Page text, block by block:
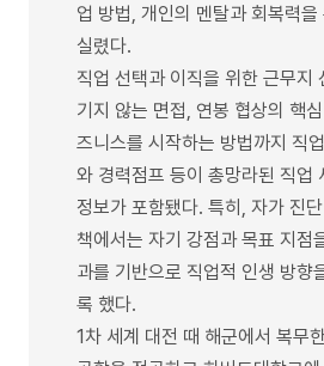
업 방법, 개인의 멘탈과 회복력을
실렸다.
직업 선택과 이직을 위한 근무지
기지 않는 면접, 연봉 협상의 핵
즈니스를 시작하는 방법까지 직
와 경력점프 등이 총망라된 직업
정보가 포함됐다. 특히, 자가 진
책에서는 자기 강점과 목표 지점
과를 기반으로 직업적 인생 방향
록 했다.
1차 세계 대전 때 해군에서 복무